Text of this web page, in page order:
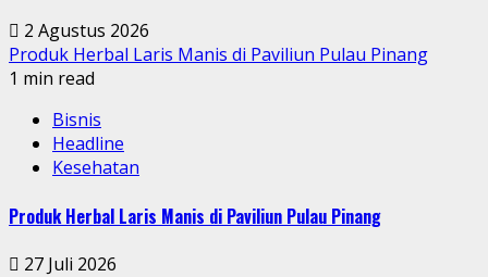
2 Agustus 2026
Produk Herbal Laris Manis di Paviliun Pulau Pinang
1 min read
Bisnis
Headline
Kesehatan
Produk Herbal Laris Manis di Paviliun Pulau Pinang
27 Juli 2026